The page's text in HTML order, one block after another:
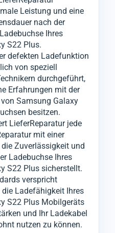
Leistung und eine
nach der
Ihres
S22 Plus.
defekten Ladefunktion
von speziell
durchgeführt,
Erfahrungen mit der
Samsung Galaxy
besitzen.
LieferReparatur jede
mit einer
Zuverlässigkeit und
Ladebuchse Ihres
S22 Plus sicherstellt.
verspricht
die Ladefähigkeit Ihres
S22 Plus Mobilgeräts
und Ihr Ladekabel
nutzen zu können.